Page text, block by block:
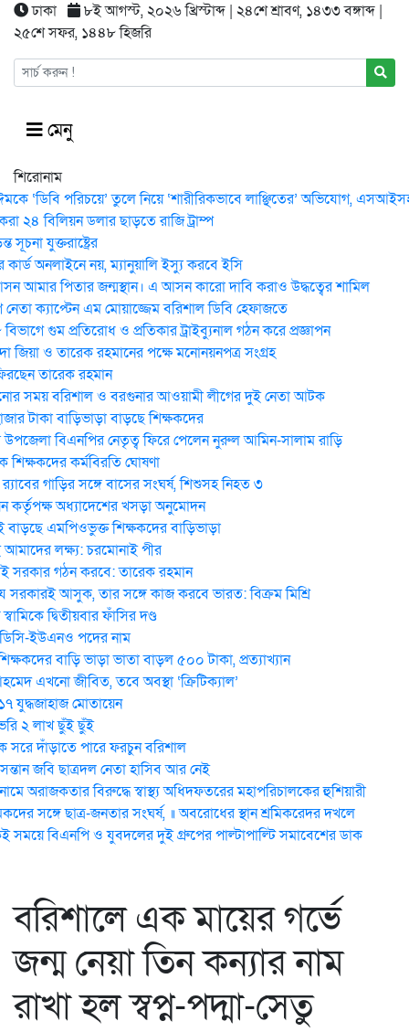
ঢাকা
৮ই আগস্ট, ২০২৬ খ্রিস্টাব্দ | ২৪শে শ্রাবণ, ১৪৩৩ বঙ্গাব্দ |
২৫শে সফর, ১৪৪৮ হিজরি
মেনু
শিরোনাম
‘ডিবি পরিচয়ে’ তুলে নিয়ে ‘শারীরিকভাবে লাঞ্ছিতের’ অভিযোগ,
২৪ বিলিয়ন ডলার ছাড়তে রাজি ট্রাম্প
সূচনা যুক্তরাষ্ট্রের
কার্ড অনলাইনে নয়, ম্যানুয়ালি ইস্যু করবে ইসি
আমার পিতার জন্মস্থান। এ আসন কারো দাবি করাও উদ্ধত্বের শামিল
ক্যাপ্টেন এম মোয়াজ্জেম বরিশাল ডিবি হেফাজতে
গুম প্রতিরোধ ও প্রতিকার ট্রাইব্যুনাল গঠন করে প্রজ্ঞাপন
জিয়া ও তারেক রহমানের পক্ষে মনোনয়নপত্র সংগ্রহ
তারেক রহমান
সময় ব‌রিশাল ও বরগুনার আওয়ামী লীগের দুই নেতা আটক
টাকা বাড়িভাড়া বাড়ছে শিক্ষকদের
বিএনপির নেতৃত্ব ফিরে পেলেন নুরুল আমিন-সালাম রাড়ি
শিক্ষকদের কর্মবিরতি ঘোষণা
গাড়ির সঙ্গে বাসের সংঘর্ষ, শিশুসহ নিহত ৩
কর্তৃপক্ষ অধ্যাদেশের খসড়া অনুমোদন
বাড়ছে এমপিওভুক্ত শিক্ষকদের বাড়িভাড়া
লক্ষ্য: চরমোনাই পীর
সরকার গঠন করবে: তা‌রেক রহমান
সরকারই আসুক, তার সঙ্গে কাজ করবে ভারত: বিক্রম মিশ্রি
দ্বিতীয়বার ফাঁসির দণ্ড
ইউএনও পদের নাম
বাড়ি ভাড়া ভাতা বাড়ল ৫০০ টাকা, প্রত্যাখ্যান
এখনো জীবিত, তবে অবস্থা ‘ক্রিটিক্যাল’
যুদ্ধজাহাজ মোতায়েন
২ লাখ ছুঁই ছুঁই
সরে দাঁড়াতে পারে ফরচুন বরিশাল
জবি ছাত্রদল নেতা হাসিব আর নেই
অরাজকতার বিরুদ্ধে স্বাস্থ্য অধিদফতরের মহাপরিচালকের হুশিয়ারী
সঙ্গে ছাত্র-জনতার সংঘর্ষ, ॥ অবরোধের স্থান শ্রমিকরেদর দখলে
সময়ে বিএনপি ও যুবদলের দুই গ্রুপের পাল্টাপাল্টি সমাবেশের ডাক
বরিশালে এক মায়ের গর্ভে
জন্ম নেয়া তিন কন্যার নাম
রাখা হল স্বপ্ন-পদ্মা-সেতু